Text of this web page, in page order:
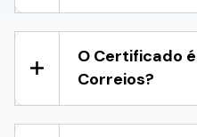
O Certificado
Correios?